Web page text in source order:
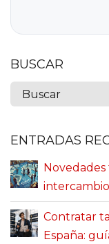
BUSCAR
ENTRADAS
Contratar
España: